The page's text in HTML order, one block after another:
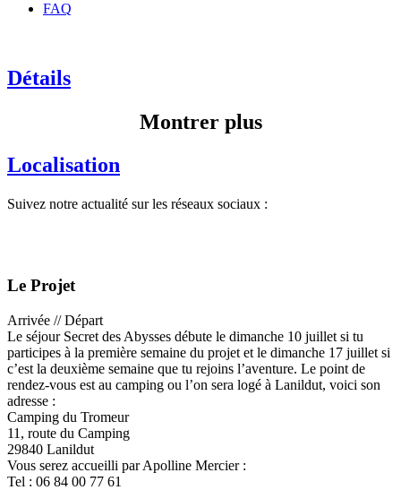
FAQ
Détails
Montrer plus
Localisation
Suivez notre actualité sur les réseaux sociaux :
Le Projet
Arrivée // Départ
Le séjour Secret des Abysses débute le dimanche 10 juillet si tu
participes à la première semaine du projet et le dimanche 17 juillet si
c’est la deuxième semaine que tu rejoins l’aventure. Le point de
rendez-vous est au camping ou l’on sera logé à Lanildut, voici son
adresse :
Camping du Tromeur
11, route du Camping
29840 Lanildut
Vous serez accueilli par Apolline Mercier :
Tel : 06 84 00 77 61